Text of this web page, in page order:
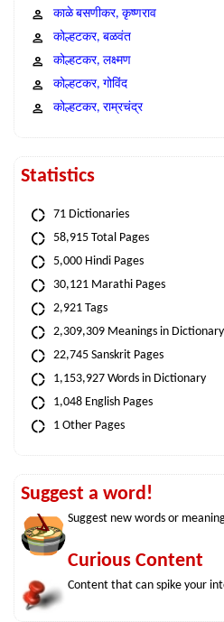
काळे बसणीकर, कृष्णराव
कोल्हटकर, बळवंत
कोल्हटकर, लक्ष्मण
कोल्हटकर, गोविंद
कोल्हटकर, राम्रचंद्र
Statistics
71 Dictionaries
58,915 Total Pages
5,000 Hindi Pages
30,121 Marathi Pages
2,921 Tags
2,309,309 Meanings in Dictionary
22,745 Sanskrit Pages
1,153,927 Words in Dictionary
1,048 English Pages
1 Other Pages
Suggest a word!
Suggest new words or
Curious Content
Content that can spike your